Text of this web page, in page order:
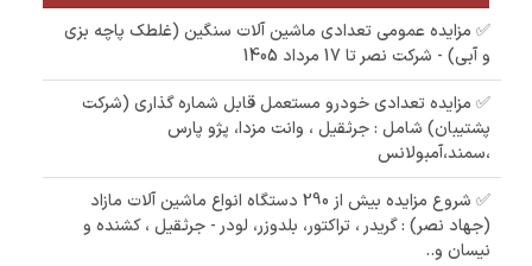
✅ مزایده عمومی تعدادی ماشین آلات سنگین (غلطک پاچه بزی
و آبی) - شرکت نصر تا 17 مرداد 1405
✅ مزایده تعدادی خودرو مستعمل قابل شماره گذاری (شرکت
پشتیبان) شامل : جرثقیل ، وانت مزدا، پژو پارس
،سمند،آمبولانس
✅ شروع مزایده بیش از 290 دستگاه انواع ماشین آلات مازاد
(جهاد نصر) : گریدر ، تراکتور، بلدوزر، لودر - جرثقیل ، کشنده و
نیسان و..